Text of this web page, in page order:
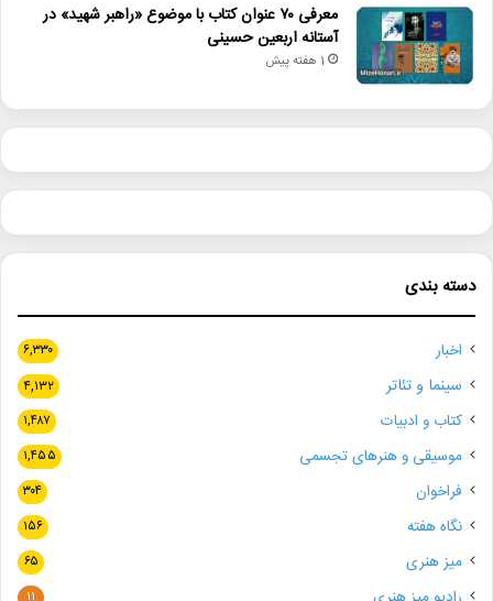
معرفی ۷۰ عنوان کتاب با موضوع «راهبر شهید» در
آستانه اربعین حسینی
1 هفته پیش
دسته بندی
اخبار ۶,۳۳۰
سینما و تئاتر ۴,۱۳۲
کتاب و ادبیات ۱,۴۸۷
موسیقی و هنرهای تجسمی ۱,۴۵۵
فراخوان ۳۰۴
نگاه هفته ۱۵۶
میز هنری ۶۵